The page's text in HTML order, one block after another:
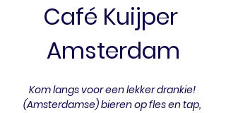
Café Kuijper
Amsterdam
Kom langs voor een lekker drankie!
(Amsterdamse) bieren op fles en tap,